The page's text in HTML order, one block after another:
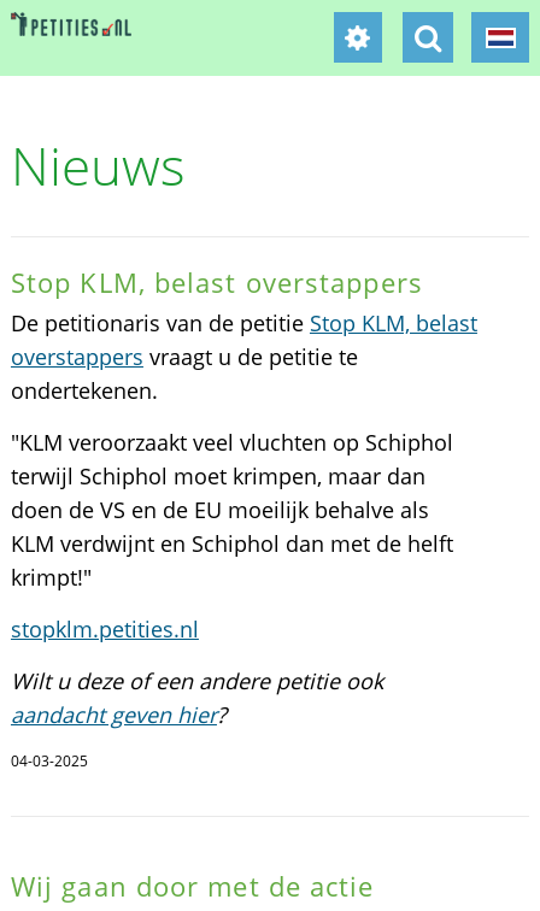
Nieuws
Stop KLM, belast overstappers
De petitionaris van de petitie Stop KLM, belast
overstappers vraagt u de petitie te
ondertekenen.
"KLM veroorzaakt veel vluchten op Schiphol
terwijl Schiphol moet krimpen, maar dan
doen de VS en de EU moeilijk behalve als
KLM verdwijnt en Schiphol dan met de helft
krimpt!"
stopklm.petities.nl
Wilt u deze of een andere petitie ook
aandacht geven hier?
04-03-2025
Wij gaan door met de actie